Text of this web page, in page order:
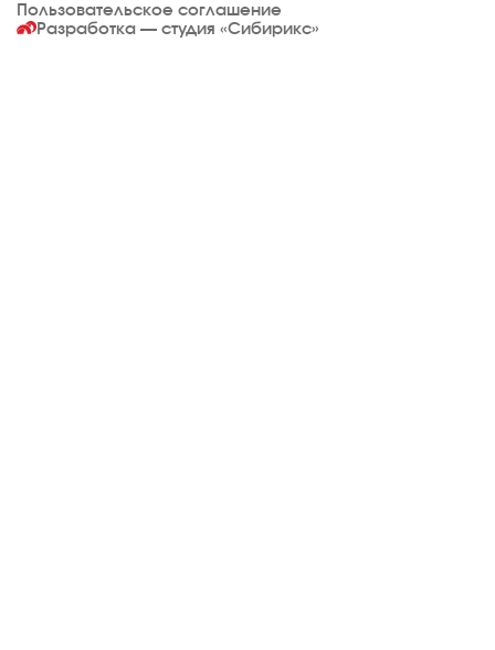
Пользовательское соглашение
Разработка — студия «Сибирикс»